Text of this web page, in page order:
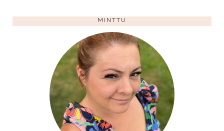
MINTTU